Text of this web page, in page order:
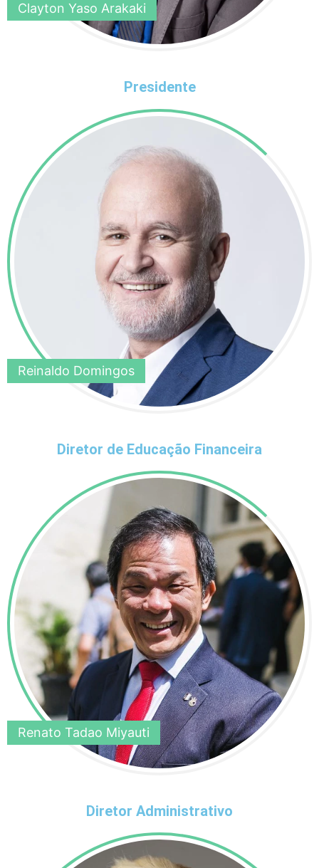
Clayton Yaso Arakaki
Presidente
Reinaldo Domingos
Diretor de Educação Financeira
Renato Tadao Miyauti
Diretor Administrativo